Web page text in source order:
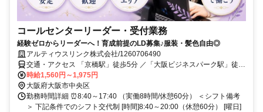
コールセンターリーダー・受付業務
経験ゼロからリーダーへ！育成前提のLD募集♪服装・髪色自由◎
アルティウスリンク株式会社/1260706490
交通・アクセス 「京橋駅」徒歩5分 ／「大阪ビジネスパーク駅」徒歩
3分／「大阪城公園駅」徒歩7分
時給1,560円～1,975円
大阪府大阪市中央区
勤務時間詳細 ⏰8:40～17:40 （実働8時間/休憩60分） ＜シフト備考
＞ 下記条件でのシフト交代制 [時間]8:40～20:00（休憩60分） [曜日]